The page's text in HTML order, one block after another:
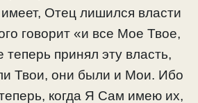
Отец лишился власти
говорит «и все Мое Твое,
принял эту власть,
Твои, они были и Мои. Ибо
когда Я Сам имею их,